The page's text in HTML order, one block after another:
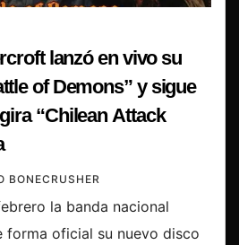
lanzó en vivo su
of Demons” y sigue
“Chilean Attack
BONECRUSHER
la banda nacional
forma oficial su nuevo disco